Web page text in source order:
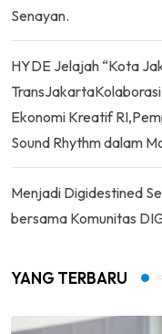
Senayan.
HYDE Jelajah “Kota
Ekonomi Kreatif
Sound Rhythm dalam
Menjadi Digidestined
bersama Komunitas
YANG TERBARU